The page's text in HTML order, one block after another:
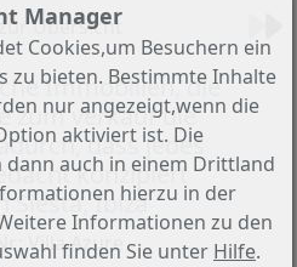
Übersicht
Immobilien, die
zum verkauf die
dass jedes
konzipiert
Siesta, Ibiza
Villa Azure
Manager
Cookies,um Besuchern ein
zu bieten. Bestimmte Inhalte
nur angezeigt,wenn die
aktiviert ist. Die
auch in einem Drittland
hierzu in der
Informationen zu den
finden Sie unter Hilfe.